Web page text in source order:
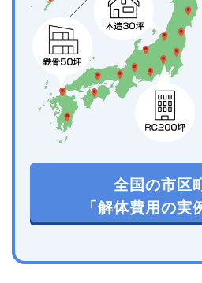
全国の市区
「解体費用の実